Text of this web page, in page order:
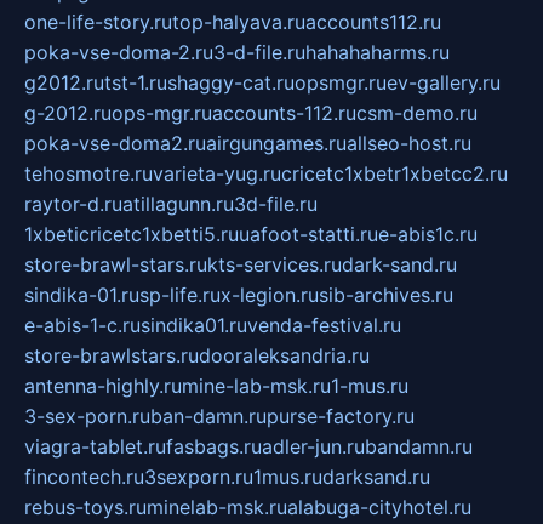
one-life-story.rutop-halyava.ruaccounts112.ru
poka-vse-doma-2.ru3-d-file.ruhahahaharms.ru
g2012.rutst-1.rushaggy-cat.ruopsmgr.ruev-gallery.ru
g-2012.ruops-mgr.ruaccounts-112.rucsm-demo.ru
poka-vse-doma2.ruairgungames.ruallseo-host.ru
tehosmotre.ruvarieta-yug.rucricetc1xbetr1xbetcc2.ru
raytor-d.ruatillagunn.ru3d-file.ru
1xbeticricetc1xbetti5.ruuafoot-statti.rue-abis1c.ru
store-brawl-stars.rukts-services.rudark-sand.ru
sindika-01.rusp-life.rux-legion.rusib-archives.ru
e-abis-1-c.rusindika01.ruvenda-festival.ru
store-brawlstars.rudooraleksandria.ru
antenna-highly.rumine-lab-msk.ru1-mus.ru
3-sex-porn.ruban-damn.rupurse-factory.ru
viagra-tablet.rufasbags.ruadler-jun.rubandamn.ru
fincontech.ru3sexporn.ru1mus.rudarksand.ru
rebus-toys.ruminelab-msk.rualabuga-cityhotel.ru